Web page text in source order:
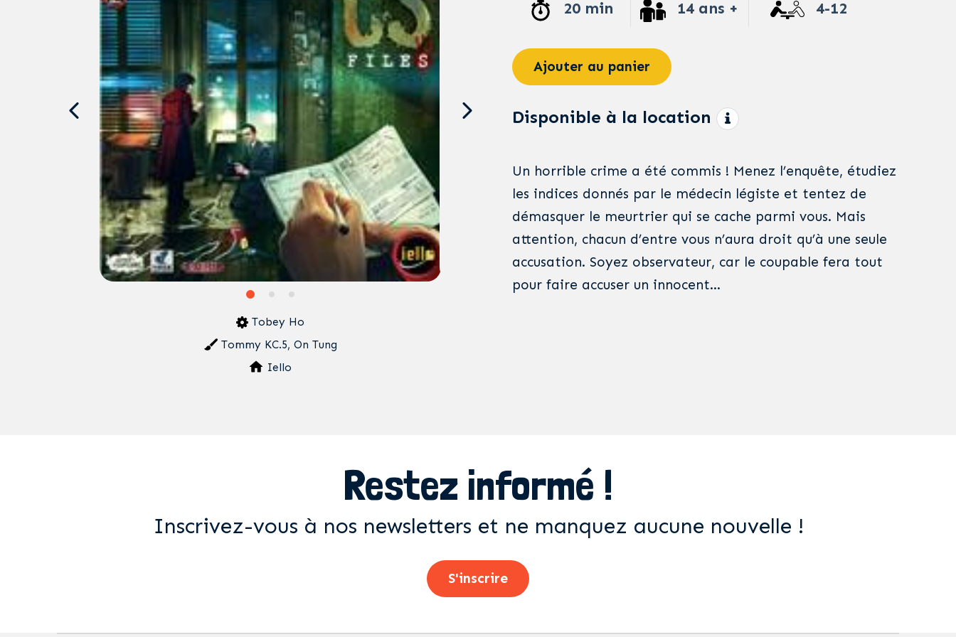
Tobey Ho
Tommy KC.5, On Tung
Iello
20 min 14 ans + 4-12
Ajouter au panier
Disponible à la location
Un horrible crime a été commis ! Menez l’enquête, étudiez
les indices donnés par le médecin légiste et tentez de
démasquer le meurtrier qui se cache parmi vous. Mais
attention, chacun d’entre vous n’aura droit qu’à une seule
accusation. Soyez observateur, car le coupable fera tout
pour faire accuser un innocent…
Restez informé !
Inscrivez-vous à nos newsletters et ne manquez aucune nouvelle !
S'inscrire